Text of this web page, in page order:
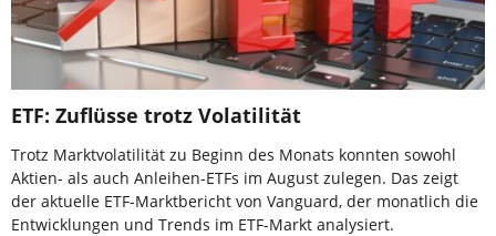
ETF: Zuflüsse trotz Volatilität
Trotz Marktvolatilität zu Beginn des Monats konnten sowohl
Aktien- als auch Anleihen-ETFs im August zulegen. Das zeigt
der aktuelle ETF-Marktbericht von Vanguard, der monatlich die
Entwicklungen und Trends im ETF-Markt analysiert.